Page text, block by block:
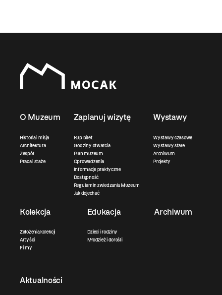
O Muzeum
Historia i misja
Architektura
Zespół
Praca i staże
Zaplanuj wizytę
Kup bilet
Godziny otwarcia
Plan muzeum
Oprowadzenia
Informacje praktyczne
Dostępność
Regulamin zwiedzania Muzeum
Jak dojechać
Wystawy
Wystawy czasowe
Wystawy stałe
Archiwum
Projekty
Kolekcja
Założenia kolekcji
Artyści
Filmy
Edukacja
Dzieci i rodziny
Młodzież i dorośli
Archiwum
Aktualności